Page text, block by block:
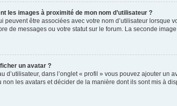
les images à proximité de mon nom d’utilisateur ?
peuvent être associées avec votre nom d’utilisateur
de messages ou votre statut sur le forum. La seconde
un avatar ?
d’utilisateur, dans l’onglet « profil » vous pouvez ajouter un
non les avatars et décider de la manière dont ils sont mis à